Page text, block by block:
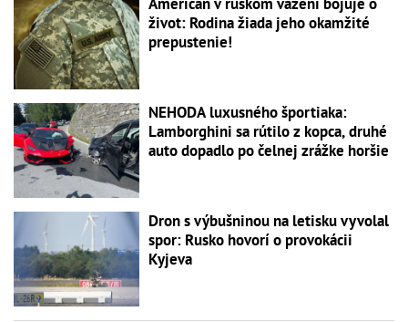
život: Rodina žiada jeho okamžité
prepustenie!
NEHODA luxusného športiaka:
Lamborghini sa rútilo z kopca, druhé
auto dopadlo po čelnej zrážke horšie
Dron s výbušninou na letisku vyvolal
spor: Rusko hovorí o provokácii
Kyjeva